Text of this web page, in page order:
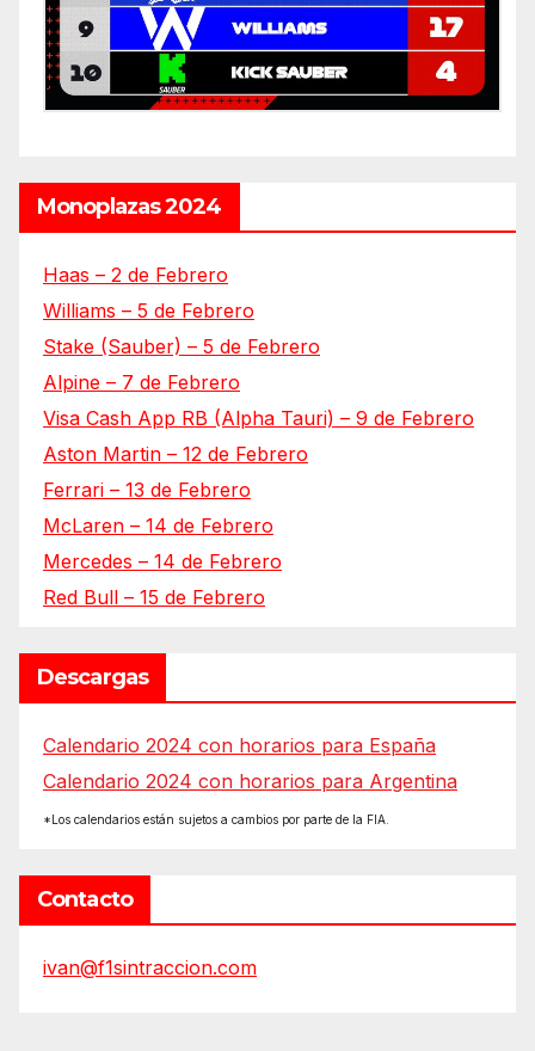
Monoplazas 2024
Haas – 2 de Febrero
Williams – 5 de Febrero
Stake (Sauber) – 5 de Febrero
Alpine – 7 de Febrero
Visa Cash App RB (Alpha Tauri) – 9 de Febrero
Aston Martin – 12 de Febrero
Ferrari – 13 de Febrero
McLaren – 14 de Febrero
Mercedes – 14 de Febrero
Red Bull – 15 de Febrero
Descargas
Calendario 2024 con horarios para España
Calendario 2024 con horarios para Argentina
*Los calendarios están sujetos a cambios por parte de la FIA.
Contacto
ivan@f1sintraccion.com